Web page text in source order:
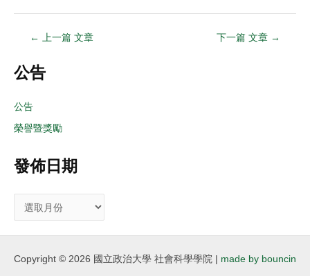
← 上一篇 文章 下一篇 文章 →
公告
公告
榮譽暨獎勵
發佈日期
Copyright © 2026 國立政治大學 社會科學學院 | made by bouncin